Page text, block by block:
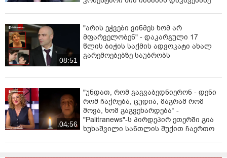
08:51
"არის ეჭვები ვინმეს ხომ არ
მფარველობენ" - დაკარგული 17
წლის ბიჭის საქმის ადვოკატი ახალ
გარემოებებზე საუბრობს
04:56
"უნდათ, რომ გაგვაბედნიერონ - დენი
რომ ჩაქრება, ცუდია, მაგრამ რომ
მოვა, ხომ გაგვეხარდება“ -
"Palitranews"-ს პირდეპირ ეთერში გია
ხუხაშვილი სანთლის შუქით ჩაერთო